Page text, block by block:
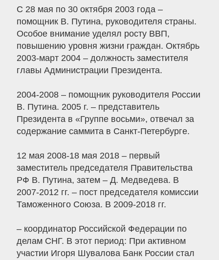
С 28 мая по 30 октября 2003 года –
помощник В. Путина, руководителя страны.
Особое внимание уделял росту ВВП,
повышению уровня жизни граждан. Октябрь
2003-март 2004 – должность заместителя
главы Администрации Президента.
2004-2008 – помощник руководителя России
В. Путина. 2005 г. – представитель
Президента в «Группе восьми», отвечал за
содержание саммита в Санкт-Петербурге.
12 мая 2008-18 мая 2018 – первый
заместитель председателя Правительства
РФ В. Путина, затем – Д. Медведева. В
2007-2012 гг. – пост председателя комиссии
Таможенного Союза. В 2009-2018 гг.
– координатор Российской Федерации по
делам СНГ. В этот период: При активном
участии Игоря Шувалова Банк России стал